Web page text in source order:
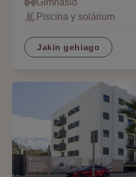
Gimnasio
Piscina y solárium
Jakin gehiago